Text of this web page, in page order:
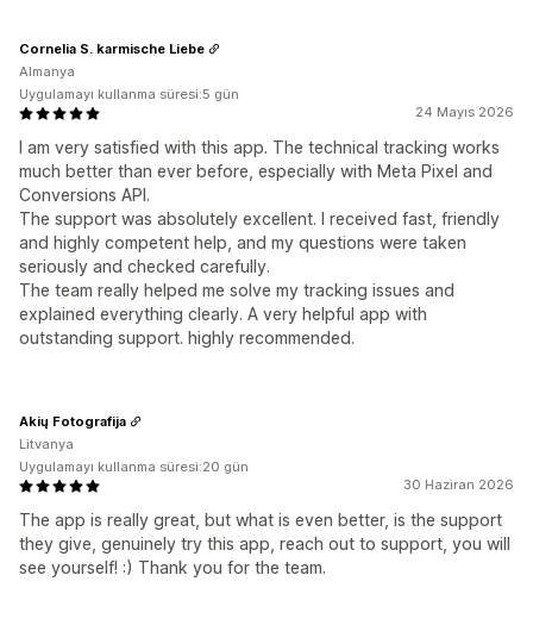
24 Mayıs 2026
I am very satisfied with this app. The technical tracking works
much better than ever before, especially with Meta Pixel and
Conversions API.
The support was absolutely excellent. I received fast, friendly
and highly competent help, and my questions were taken
seriously and checked carefully.
The team really helped me solve my tracking issues and
explained everything clearly. A very helpful app with
outstanding support. highly recommended.
Cornelia S. karmische Liebe
Almanya
Uygulamayı kullanma süresi:5 gün
30 Haziran 2026
The app is really great, but what is even better, is the support
they give, genuinely try this app, reach out to support, you will
see yourself! :) Thank you for the team.
Akių Fotografija
Litvanya
Uygulamayı kullanma süresi:20 gün